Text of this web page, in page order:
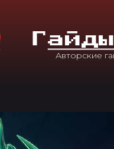
ГАйды